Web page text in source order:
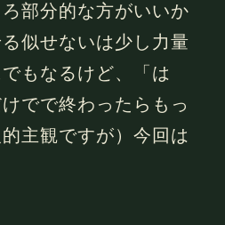
部分的な方がいいか
似せないは少し力量
もなるけど、「は
でで終わったらもっ
主観ですが）今回は